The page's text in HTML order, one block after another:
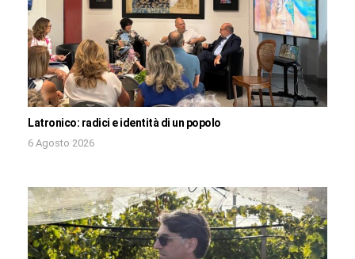
Latronico: radici e identità di un popolo
6 Agosto 2026